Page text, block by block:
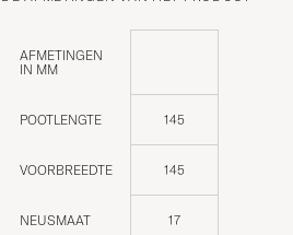
AFMETINGEN
IN MM
POOTLENGTE 145
VOORBREEDTE 145
NEUSMAAT 17